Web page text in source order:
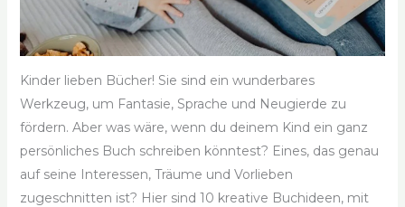
Kinder lieben Bücher! Sie sind ein wunderbares
Werkzeug, um Fantasie, Sprache und Neugierde zu
fördern. Aber was wäre, wenn du deinem Kind ein ganz
persönliches Buch schreiben könntest? Eines, das genau
auf seine Interessen, Träume und Vorlieben
zugeschnitten ist? Hier sind 10 kreative Buchideen, mit